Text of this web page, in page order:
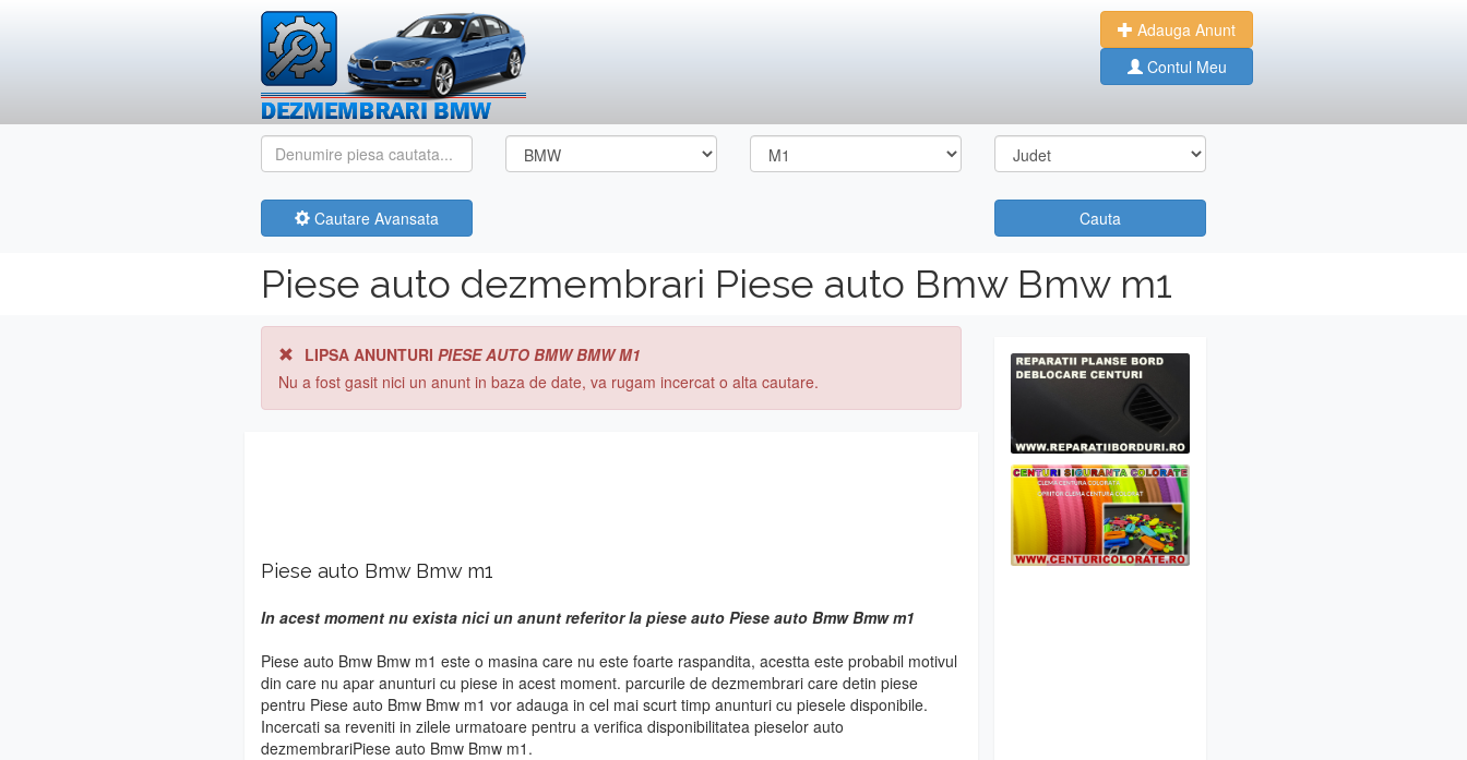
Adauga Anunt
Contul Meu
Cautare Avansata Cauta
Piese auto dezmembrari Piese auto Bmw Bmw m1
LIPSA ANUNTURI PIESE AUTO BMW BMW M1
Nu a fost gasit nici un anunt in baza de date, va rugam incercat o alta cautare.
Piese auto Bmw Bmw m1
In acest moment nu exista nici un anunt referitor la piese auto Piese auto Bmw Bmw m1
Piese auto Bmw Bmw m1 este o masina care nu este foarte raspandita, acestta este probabil motivul
din care nu apar anunturi cu piese in acest moment. parcurile de dezmembrari care detin piese
pentru Piese auto Bmw Bmw m1 vor adauga in cel mai scurt timp anunturi cu piesele disponibile.
Incercati sa reveniti in zilele urmatoare pentru a verifica disponibilitatea pieselor auto
dezmembrariPiese auto Bmw Bmw m1.